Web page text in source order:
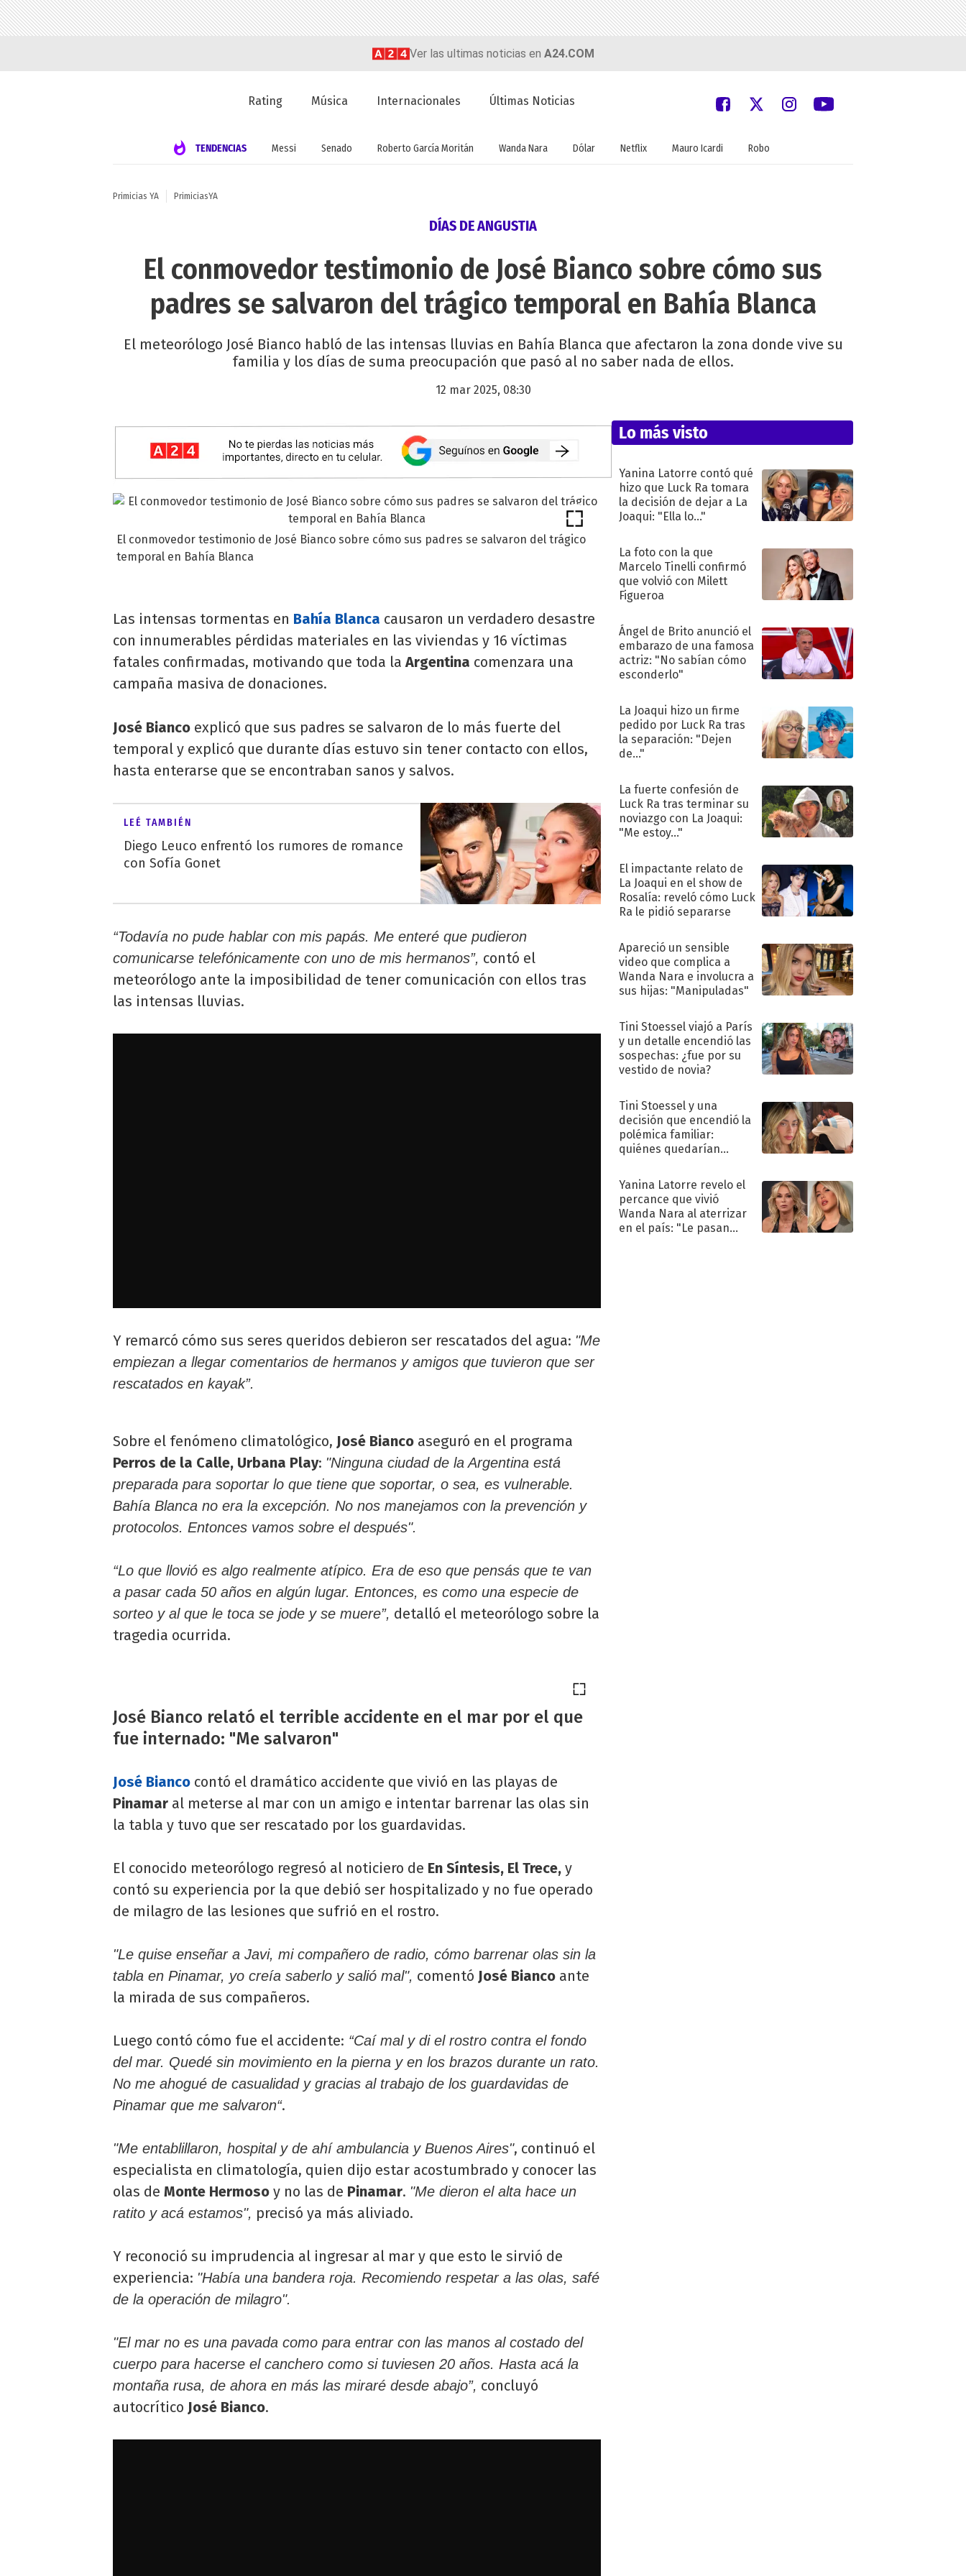
Ver las ultimas noticias en A24.COM
Rating Música Internacionales Últimas Noticias
TENDENCIAS Messi Senado Roberto García Moritán Wanda Nara Dólar Netflix Mauro Icardi Robo
Primicias YA PrimiciasYA
DÍAS DE ANGUSTIA
El conmovedor testimonio de José Bianco sobre cómo sus
padres se salvaron del trágico temporal en Bahía Blanca
El meteorólogo José Bianco habló de las intensas lluvias en Bahía Blanca que afectaron la zona donde vive su
familia y los días de suma preocupación que pasó al no saber nada de ellos.
12 mar 2025, 08:30
El conmovedor testimonio de José Bianco sobre cómo sus padres se salvaron del trágico
temporal en Bahía Blanca
Las intensas tormentas en Bahía Blanca causaron un verdadero desastre
con innumerables pérdidas materiales en las viviendas y 16 víctimas
fatales confirmadas, motivando que toda laArgentina comenzara una
campaña masiva de donaciones.
José Bianco explicó que sus padres se salvaron de lo más fuerte del
temporal y explicó que durante días estuvo sin tener contacto con ellos,
hasta enterarse que se encontraban sanos y salvos.
LEÉ TAMBIÉN
Diego Leuco enfrentó los rumores de romance
con Sofía Gonet
“Todavía no pude hablar con mis papás. Me enteré que pudieron
comunicarse telefónicamente con uno de mis hermanos”, contó el
meteorólogo ante la imposibilidad de tener comunicación con ellos tras
las intensas lluvias.
Y remarcó cómo sus seres queridos debieron ser rescatados del agua: "Me
empiezan a llegar comentarios de hermanos y amigos que tuvieron que ser
rescatados en kayak”.
Sobre el fenómeno climatológico, José Bianco aseguró en el programa
Perros de la Calle, Urbana Play: "Ninguna ciudad de la Argentina está
preparada para soportar lo que tiene que soportar, o sea, es vulnerable.
Bahía Blanca no era la excepción. No nos manejamos con la prevención y
protocolos. Entonces vamos sobre el después".
“Lo que llovió es algo realmente atípico. Era de eso que pensás que te van
a pasar cada 50 años en algún lugar. Entonces, es como una especie de
sorteo y al que le toca se jode y se muere”, detalló el meteorólogo sobre la
tragedia ocurrida.
José Bianco relató el terrible accidente en el mar por el que
fue internado: "Me salvaron"
José Bianco contó el dramático accidente que vivió en las playas de
Pinamar al meterse al mar con un amigo e intentar barrenar las olas sin
la tabla y tuvo que ser rescatado por los guardavidas.
El conocido meteorólogo regresó al noticiero de En Síntesis, El Trece, y
contó su experiencia por la que debió ser hospitalizado y no fue operado
de milagro de las lesiones que sufrió en el rostro.
"Le quise enseñar a Javi, mi compañero de radio, cómo barrenar olas sin la
tabla en Pinamar, yo creía saberlo y salió mal", comentó José Bianco ante
la mirada de sus compañeros.
Luego contó cómo fue el accidente: “Caí mal y di el rostro contra el fondo
del mar. Quedé sin movimiento en la pierna y en los brazos durante un rato.
No me ahogué de casualidad y gracias al trabajo de los guardavidas de
Pinamar que me salvaron“.
"Me entablillaron, hospital y de ahí ambulancia y Buenos Aires", continuó el
especialista en climatología, quien dijo estar acostumbrado y conocer las
olas de Monte Hermoso y no las de Pinamar. "Me dieron el alta hace un
ratito y acá estamos", precisó ya más aliviado.
Y reconoció su imprudencia al ingresar al mar y que esto le sirvió de
experiencia: "Había una bandera roja. Recomiendo respetar a las olas, safé
de la operación de milagro".
"El mar no es una pavada como para entrar con las manos al costado del
cuerpo para hacerse el canchero como si tuviesen 20 años. Hasta acá la
montaña rusa, de ahora en más las miraré desde abajo”, concluyó
autocrítico José Bianco.
Lo más visto
Yanina Latorre contó qué
hizo que Luck Ra tomara
la decisión de dejar a La
Joaqui: "Ella lo..."
La foto con la que
Marcelo Tinelli confirmó
que volvió con Milett
Figueroa
Ángel de Brito anunció el
embarazo de una famosa
actriz: "No sabían cómo
esconderlo"
La Joaqui hizo un firme
pedido por Luck Ra tras
la separación: "Dejen
de..."
La fuerte confesión de
Luck Ra tras terminar su
noviazgo con La Joaqui:
"Me estoy..."
El impactante relato de
La Joaqui en el show de
Rosalía: reveló cómo Luck
Ra le pidió separarse
Apareció un sensible
video que complica a
Wanda Nara e involucra a
sus hijas: "Manipuladas"
Tini Stoessel viajó a París
y un detalle encendió las
sospechas: ¿fue por su
vestido de novia?
Tini Stoessel y una
decisión que encendió la
polémica familiar:
quiénes quedarían
Yanina Latorre revelo el
percance que vivió
Wanda Nara al aterrizar
en el país: "Le pasan